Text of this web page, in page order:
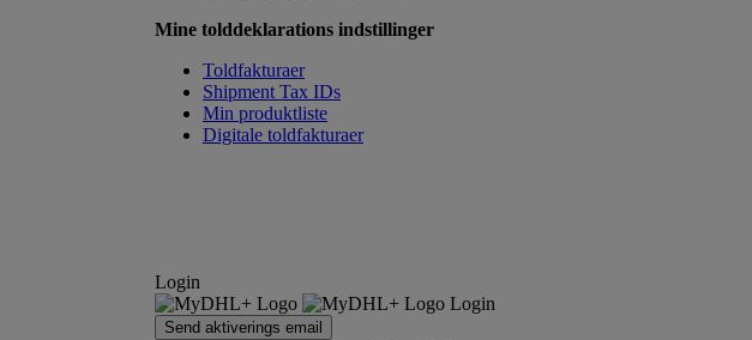
Mine tolddeklarations indstillinger
Toldfakturaer
Shipment Tax IDs
Min produktliste
Digitale toldfakturaer
Login
Login
Send aktiverings email